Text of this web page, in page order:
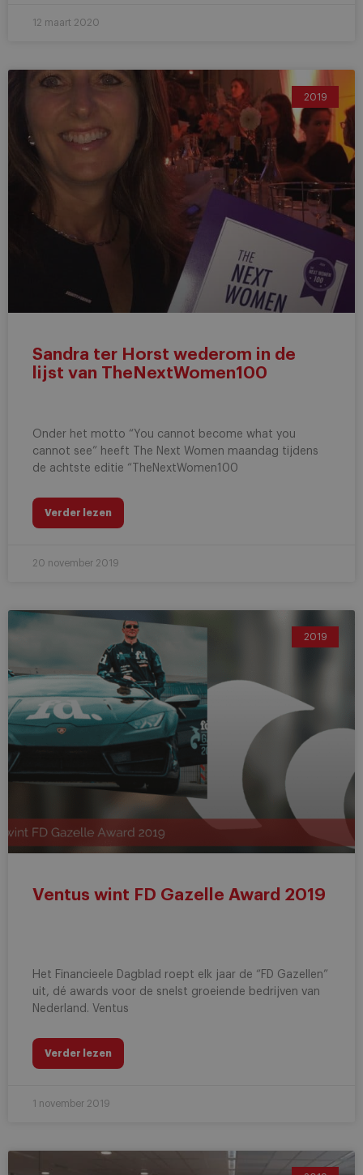
12 maart 2020
2019
Sandra ter Horst wederom in de
lijst van TheNextWomen100
Onder het motto “You cannot become what you
cannot see” heeft The Next Women maandag tijdens
de achtste editie “TheNextWomen100
Verder lezen
20 november 2019
2019
Ventus wint FD Gazelle Award 2019
Het Financieele Dagblad roept elk jaar de “FD Gazellen”
uit, dé awards voor de snelst groeiende bedrijven van
Nederland. Ventus
Verder lezen
1 november 2019